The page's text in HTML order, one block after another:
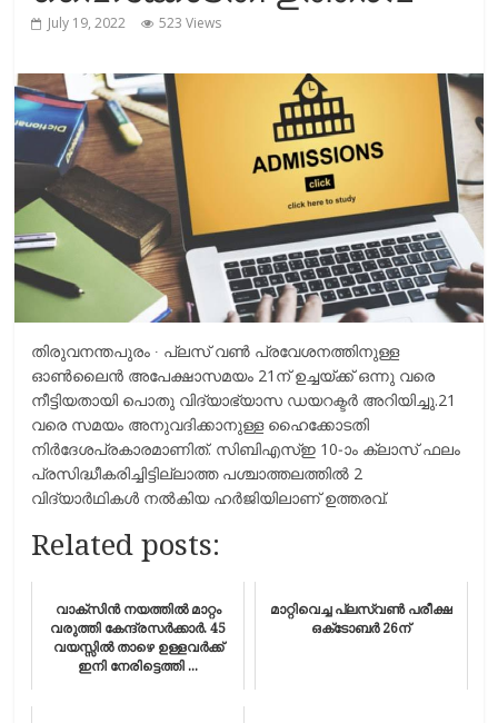
July 19, 2022 523 Views
തിരുവനന്തപുരം ∙ പ്ലസ് വണ്‍‍ പ്രവേശനത്തിനുള്ള
ഓണ്‍ലൈന്‍ അപേക്ഷാസമയം 21ന് ഉച്ചയ്ക്ക് ഒന്നു വരെ
നീട്ടിയതായി പൊതു വിദ്യാഭ്യാസ ഡയറക്ടര്‍ അറിയിച്ചു.21
വരെ സമയം അനുവദിക്കാനുള്ള ഹൈക്കോടതി
നിര്‍ദേശപ്രകാരമാണിത്. സിബിഎസ്‌ഇ 10-ാം ക്ലാസ് ഫലം
പ്രസിദ്ധീകരിച്ചിട്ടില്ലാത്ത പശ്ചാത്തലത്തില്‍ 2
വിദ്യാര്‍ഥികള്‍ നല്‍കിയ ഹര്‍ജിയിലാണ് ഉത്തരവ്.
Related posts:
വാക്‌സിന്‍ നയത്തില്‍ മാറ്റം
വരുത്തി കേന്ദ്രസര്‍ക്കാര്‍. 45
വയസ്സിൽ താഴെ ഉള്ളവർക്ക്
ഇനി നേരിട്ടെത്തി ...
മാറ്റിവെച്ച പ്ലസ്​വണ്‍ പരീക്ഷ
ഒക്​ടോബര്‍ 26ന്
k